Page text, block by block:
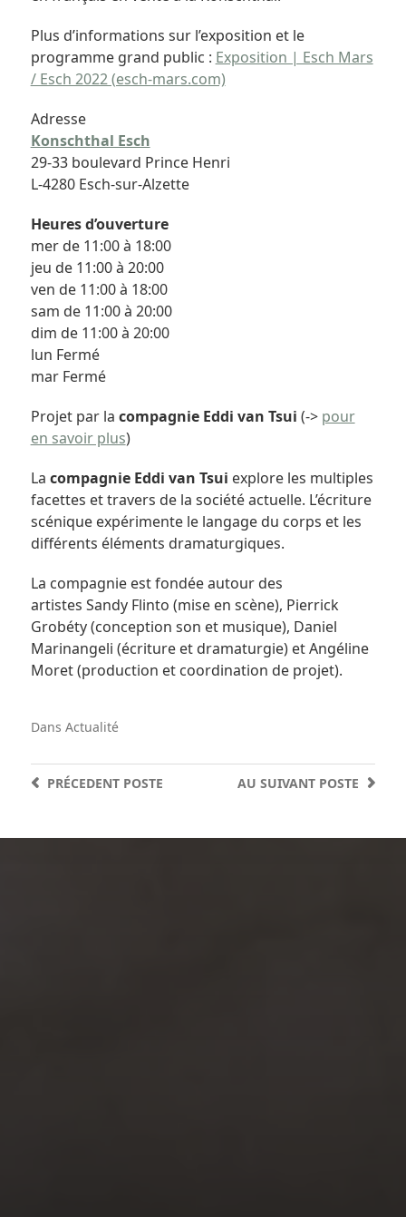
Plus d’informations sur l’exposition et le
programme grand public : Exposition | Esch Mars
/ Esch 2022 (esch-mars.com)
Adresse
Konschthal Esch
29-33 boulevard Prince Henri
L-4280 Esch-sur-Alzette
Heures d’ouverture
mer de 11:00 à 18:00
jeu de 11:00 à 20:00
ven de 11:00 à 18:00
sam de 11:00 à 20:00
dim de 11:00 à 20:00
lun Fermé
mar Fermé
Projet par la compagnie Eddi van Tsui (-> pour
en savoir plus)
La compagnie Eddi van Tsui explore les multiples
facettes et travers de la société actuelle. L’écriture
scénique expérimente le langage du corps et les
différents éléments dramaturgiques.
La compagnie est fondée autour des
artistes Sandy Flinto (mise en scène), Pierrick
Grobéty(conception son et musique), Daniel
Marinangeli (écriture et dramaturgie) etAngéline
Moret(production et coordination de projet).
Dans Actualité
AU SUIVANT POSTE
PRÉCEDENTPOSTE